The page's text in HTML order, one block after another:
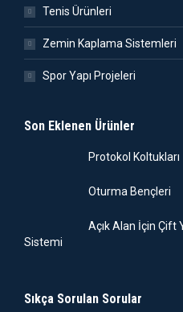
Tenis Ürünleri
Zemin Kaplama Sistemleri
Spor Yapı Projeleri
Son Eklenen Ürünler
Protokol Koltukları
Oturma Bençleri
Açık Alan İçin Çift
Sistemi
Sıkça Sorulan Sorular